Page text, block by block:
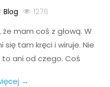
Blog 1276
że mam coś z głową. W
tam kręci i wiruje. Nie
ani od czego. Coś
→